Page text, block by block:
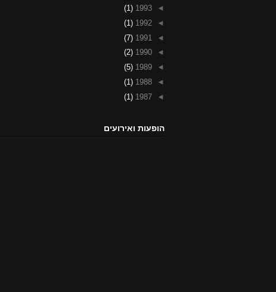
◄
1993
(1)
◄
1992
(1)
◄
1991
(7)
◄
1990
(2)
◄
1989
(5)
◄
1988
(1)
◄
1987
(1)
הופעות ואירועים